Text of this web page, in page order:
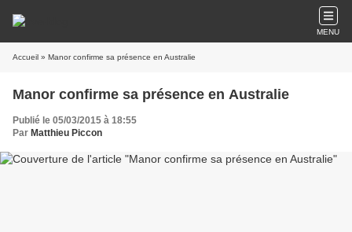
MENU
Accueil » Manor confirme sa présence en Australie
Manor confirme sa présence en Australie
Publié le 05/03/2015 à 18:55
Par Matthieu Piccon